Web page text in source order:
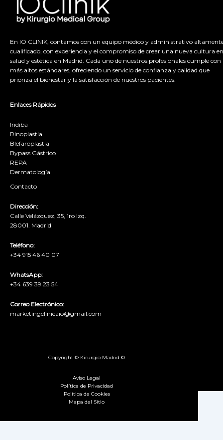
En IO CLINIK, contamos con un equipo médico y administrativo
cualificado, con experiencia y el compromiso de crear una nueva cultura en
salud y estética en Madrid. Cada uno de nuestros profesionales cumple con
más altos estándares, ofreciendo un servicio de confianza y calidad que
prioriza el bienestar y la satisfacción de nuestros pacientes.
Enlaces Rápidos
Indiba
Rinoplastia
Blefaroplastia
Bypass Gástrico
REPA
Dermatología
Contacto
Dirección:
Calle Velázquez, 35, 1ro Izq.
28001. Madrid
Teléfono:
+34 915 46 40 07
WhatsApp:
+34 639 39 23 54
Correo Electrónico:
marketingclinicaio@gmail.com
Copyright © Kirurgio Madrid ©
Aviso Legal
Política de Privacidad
Política de Cookies
Mapa del Sitio